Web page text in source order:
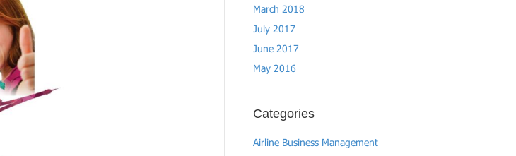
March 2018
July 2017
June 2017
May 2016
Categories
Airline Business Management